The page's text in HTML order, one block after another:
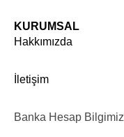
KURUMSAL
Hakkımızda
İletişim
Banka Hesap Bilgimiz